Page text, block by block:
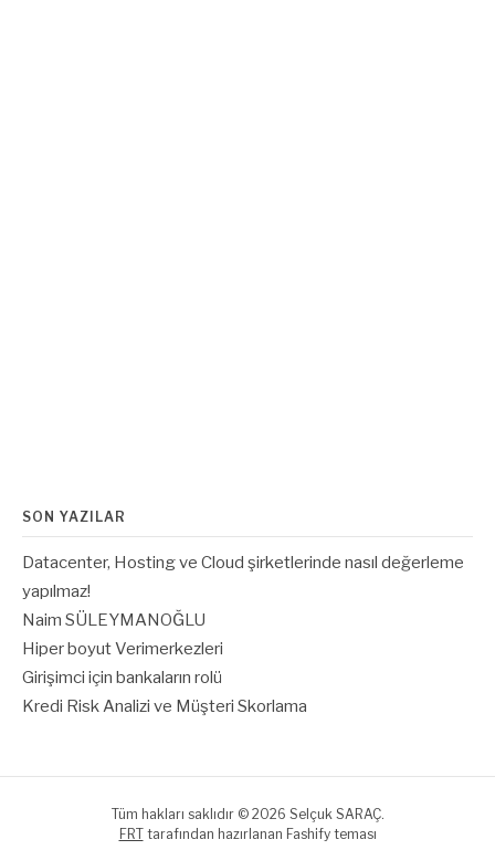
SON YAZILAR
Datacenter, Hosting ve Cloud şirketlerinde nasıl değerleme
yapılmaz!
Naim SÜLEYMANOĞLU
Hiper boyut Verimerkezleri
Girişimci için bankaların rolü
Kredi Risk Analizi ve Müşteri Skorlama
Tüm hakları saklıdır © 2026 Selçuk SARAÇ.
FRTtarafından hazırlanan Fashify teması